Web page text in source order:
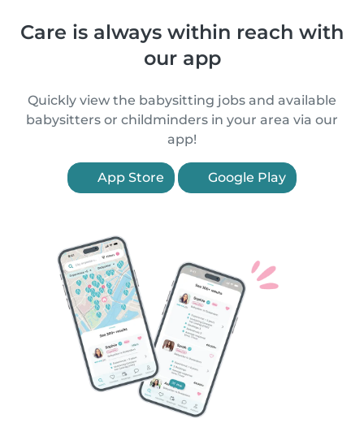
Care is always within reach with
our app
Quickly view the babysitting jobs and available
babysitters or childminders in your area via our
app!
App Store Google Play